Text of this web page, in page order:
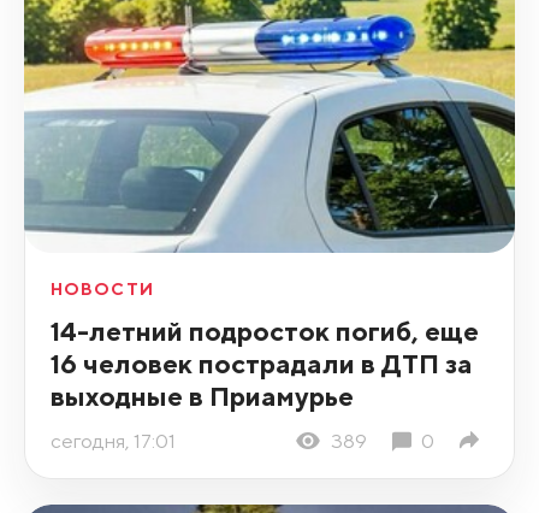
НОВОСТИ
14-летний подросток погиб, еще
16 человек пострадали в ДТП за
выходные в Приамурье
сегодня, 17:01 389 0